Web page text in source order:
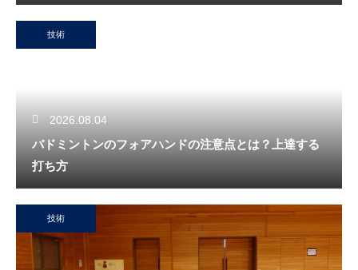
技術
2026.08.04
バドミントンのフォアハンドの注意点とは？上達する
打ち方
技術